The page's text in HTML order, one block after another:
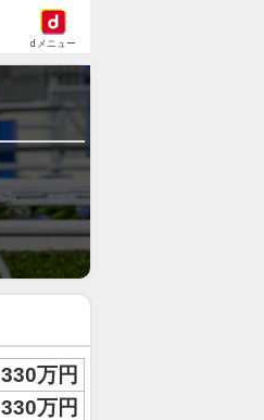
dメニュー
330万円
330万円